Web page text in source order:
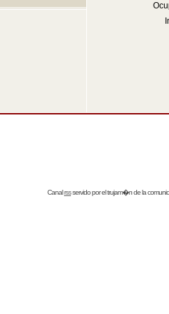
Canalrssservido por eltrujam�nde la